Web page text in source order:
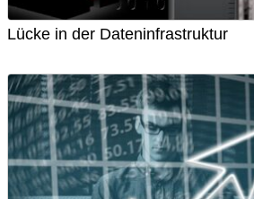
Lücke in der Dateninfrastruktur